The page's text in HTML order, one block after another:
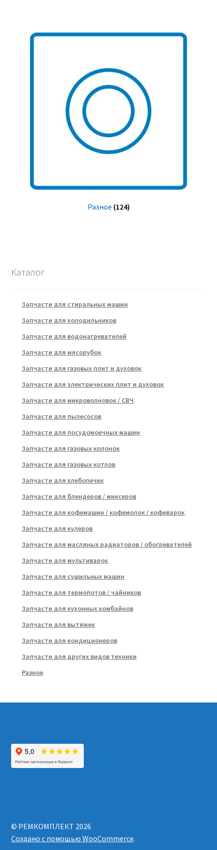
Разное (124)
Каталог
Запчасти для стиральных машин
Запчасти для холодильников
Запчасти для водонагревателей
Запчасти для мясорубок
Запчасти для газовых плит и духовок
Запчасти для электрических плит и духовок
Запчасти для микроволновок / СВЧ
Запчасти для пылесосов
Запчасти для посудомоечных машин
Запчасти для газовых колонок
Запчасти для газовых котлов
Запчасти для хлебопечек
Запчасти для блендеров / миксеров
Запчасти для кофемашин / кофемолок / кофеварок
Запчасти для кулеров
Запчасти для масляных радиаторов / обогревателей
Запчасти для мультиварок
Запчасти для сушильных машин
Запчасти для термопотов / чайников
Запчасти для кухонных комбайнов
Запчасти для вытяжек
Запчасти для кондиционеров
Запчасти для других видов техники
Разное
© РЕМКОМПЛЕКТ 2026
Создано с помощью WooCommerce.